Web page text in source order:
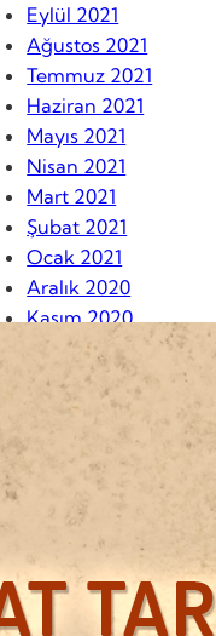
Eylül 2021
Ağustos 2021
Temmuz 2021
Haziran 2021
Mayıs 2021
Nisan 2021
Mart 2021
Şubat 2021
Ocak 2021
Aralık 2020
Kasım 2020
Ekim 2020
Eylül 2020
Ağustos 2020
Ağustos 2019
Ekim 2018
Eylül 2018
Mart 2018
Şubat 2018
Ocak 2018
Aralık 2017